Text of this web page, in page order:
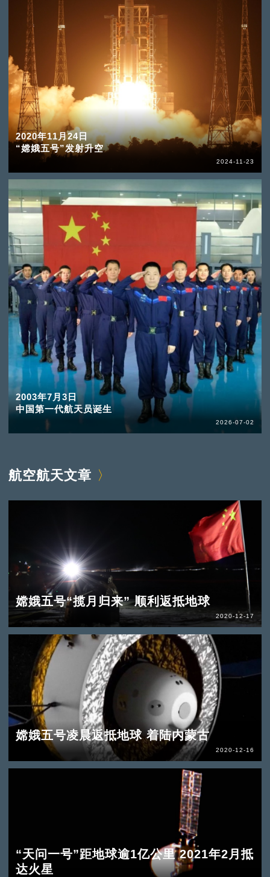
2020年11月24日
“嫦娥五号”发射升空
2024-11-23
2003年7月3日
中国第一代航天员诞生
2026-07-02
航空航天文章
嫦娥五号“揽月归来” 顺利返抵地球
2020-12-17
嫦娥五号凌晨返抵地球 着陆内蒙古
2020-12-16
“天问一号”距地球逾1亿公里 2021年2月抵
达火星